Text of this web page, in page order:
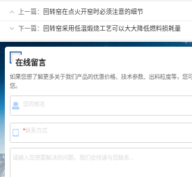
上一篇： 回转窑在点火开窑时必须注意的细节
下一篇： 回转窑采用低温煅烧工艺可以大大降低燃料损耗量
在线留言
如果您想了解更多关于我们产品的优惠价格、技术参数、出料粒度等，您
您。
您的姓名
*联系方式
请输入您想要解决的问题，我们会快速与您联系...